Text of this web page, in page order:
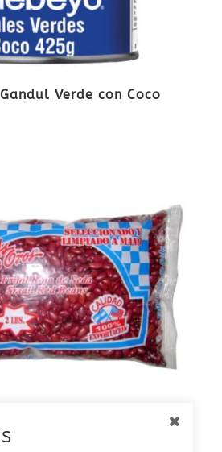
Verde con Coco